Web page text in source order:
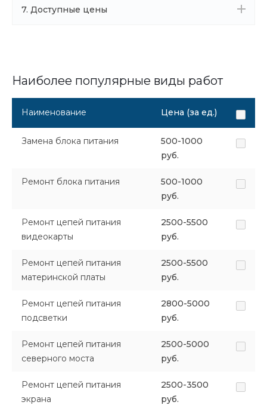
7. Доступные цены
Наиболее популярные виды работ
Наименование Цена (за ед.)
Замена блока питания
500-1000
руб.
Ремонт блока питания
500-1000
руб.
Ремонт цепей питания
видеокарты
2500-5500
руб.
Ремонт цепей питания
материнской платы
2500-5500
руб.
Ремонт цепей питания
подсветки
2800-5000
руб.
Ремонт цепей питания
северного моста
2500-5000
руб.
Ремонт цепей питания
экрана
2500-3500
руб.